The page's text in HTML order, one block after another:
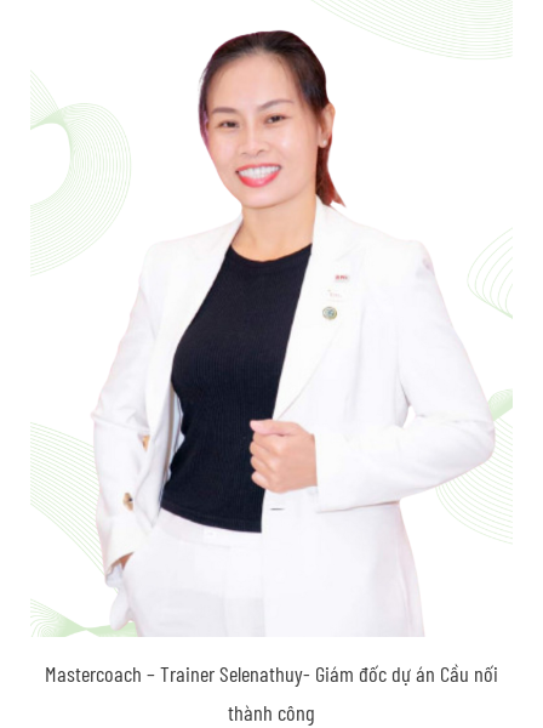
Mastercoach – Trainer Selenathuy- Giám đốc dự án Cầu nối
thành công